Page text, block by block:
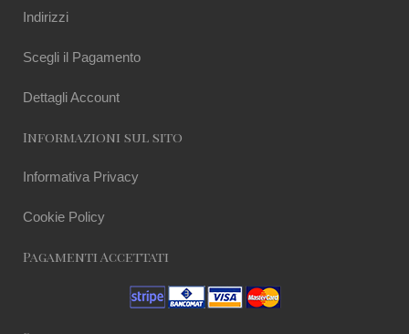
Indirizzi
Scegli il Pagamento
Dettagli Account
Informazioni sul sito
Informativa Privacy
Cookie Policy
Pagamenti Accettati